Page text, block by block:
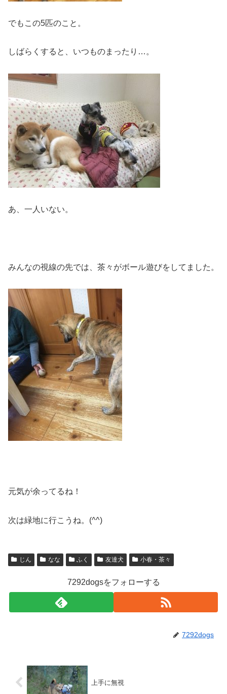
でもこの5匹のこと。
しばらくすると、いつものまったり…。
あ、一人いない。
みんなの視線の先では、茶々がボール遊びをしてました。
元気が余ってるね！
次は緑地に行こうね。(^^)
じん なな ふく 友達犬 小春・茶々
7292dogsをフォローする
7292dogs
上手に無視